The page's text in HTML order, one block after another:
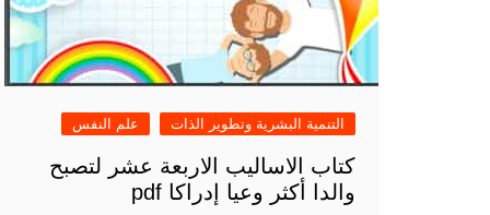
التنمية البشرية وتطوير الذات علم النفس
كتاب الاساليب الاربعة عشر لتصبح
والدا أكثر وعيا إدراكا pdf